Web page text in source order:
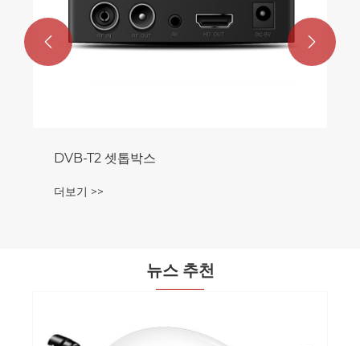
DVB-T2 셋톱박스
더보기 >>
 
뉴스 추천
이 CD 플레이어가 노인이 매